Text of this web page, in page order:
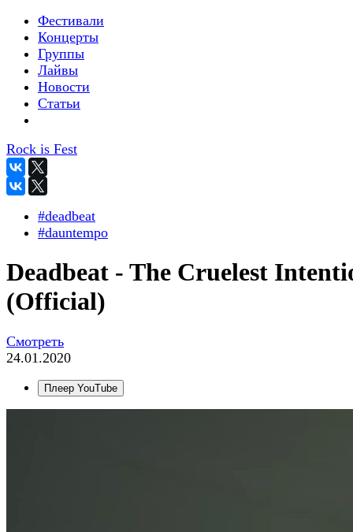
Фестивали
Концерты
Группы
Лайвы
Новости
Статьи
Rock is Fest
#deadbeat
#dauntempo
Deadbeat - The Cruelest
(Official)
Смотреть
24.01.2020
Плеер YouTube